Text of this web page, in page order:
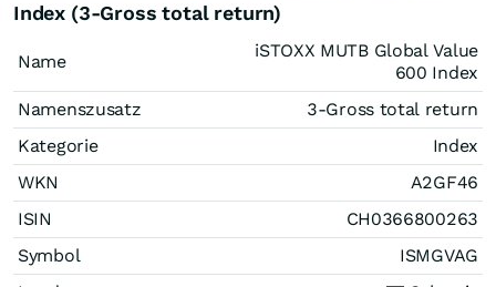
Index (3-Gross total return)
Name
iSTOXX MUTB Global Value
600 Index
Namenszusatz
3-Gross total return
Kategorie
Index
WKN
A2GF46
ISIN
CH0366800263
Symbol
ISMGVAG